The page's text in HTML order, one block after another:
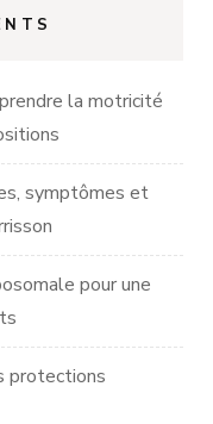
la motricité
symptômes et
pour une
protections